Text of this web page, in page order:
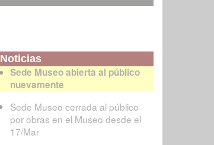
Noticias
Sede Museo abierta al público
nuevamente
Sede Museo cerrada al público
por obras en el Museo desde el
17/Mar